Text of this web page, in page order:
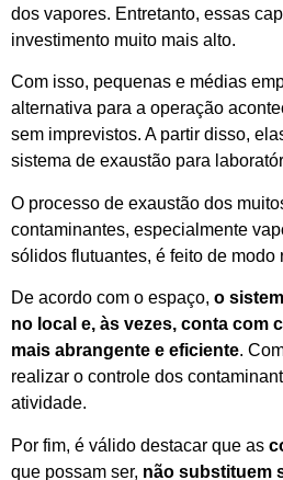
dos vapores. Entretanto, essas
investimento muito mais alto.
Com isso, pequenas e médias
alternativa para a operação
sem imprevistos. A partir disso,
sistema de exaustão para
O processo de exaustão dos
contaminantes, especialmente
sólidos flutuantes, é feito de modo
De acordo com o espaço, o
no local e, às vezes, conta com
mais abrangente e eficiente.
realizar o controle dos
atividade.
Por fim, é válido destacar que as
que possam ser, não substituem